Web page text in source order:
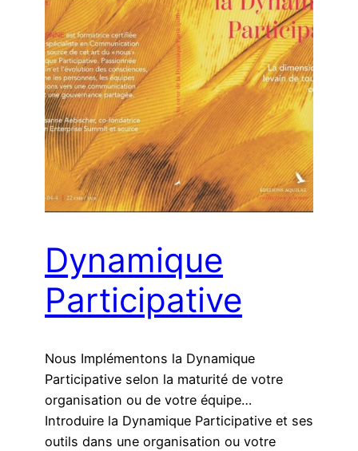
Dynamique
Participative
Nous Implémentons la Dynamique
Participative selon la maturité de votre
organisation ou de votre équipe…
Introduire la Dynamique Participative et ses
outils dans une organisation ou votre